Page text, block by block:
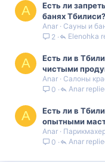
A
Есть ли
банях Тбилиси?
Anar Сауны и
2
Elenohka
A
Есть ли в
чистыми
Anar Салоны
0
Anar
A
Есть ли в
опытными
Anar
0
Anar